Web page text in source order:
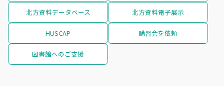
北方資料データベース 北方資料電子展示
HUSCAP 講習会を依頼
図書館へのご支援